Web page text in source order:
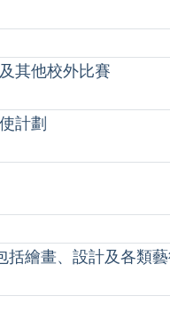
其他校外比賽
計劃
括繪畫、設計及各類